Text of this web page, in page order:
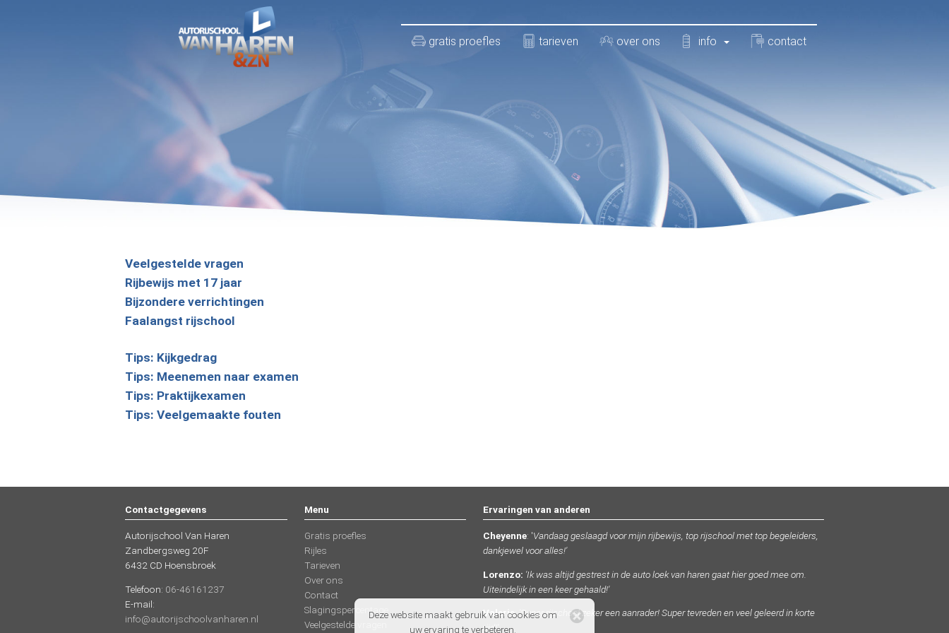
Deze website maakt gebruik van cookies om
uw ervaring te verbeteren.
gratis proefles tarieven over ons info contact
Veelgestelde vragen
Rijbewijs met 17 jaar
Bijzondere verrichtingen
Faalangst rijschool
Tips: Kijkgedrag
Tips: Meenemen naar examen
Tips: Praktijkexamen
Tips: Veelgemaakte fouten
Contactgegevens
Autorijschool Van Haren
Zandbergsweg 20F
6432 CD Hoensbroek
Telefoon: 06-46161237
E-mail:
info@autorijschoolvanharen.nl
Menu
Gratis proefles
Rijles
Tarieven
Over ons
Contact
Slagingspercentage
Veelgestelde vragen
Ervaringen van anderen
Cheyenne: 'Vandaag geslaagd voor mijn rijbewijs, top rijschool met top begeleiders,
dankjewel voor alles!'
Lorenzo: 'Ik was altijd gestrest in de auto loek van haren gaat hier goed mee om.
Uiteindelijk in een keer gehaald!'
Valerie:'Super rijschool zeker een aanrader! Super tevreden en veel geleerd in korte
tijd!'